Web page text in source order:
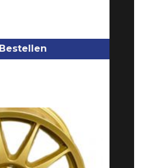
Bestellen